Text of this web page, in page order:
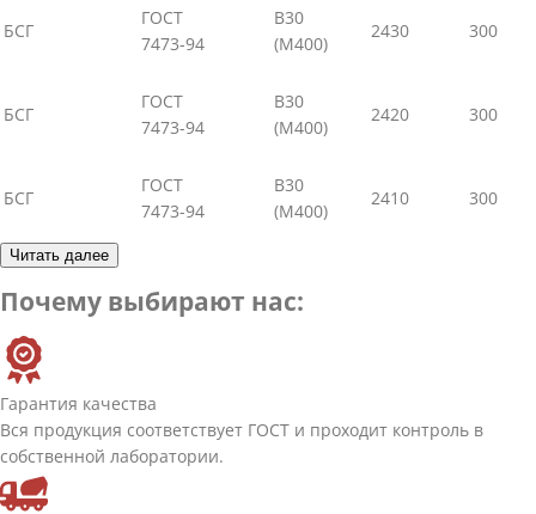
БСГ
ГОСТ
7473-94
В30
(М400)
2430 300
БСГ
ГОСТ
7473-94
В30
(М400)
2420 300
БСГ
ГОСТ
7473-94
В30
(М400)
2410 300
Читать далее
Почему выбирают нас:
Гарантия качества
Вся продукция соответствует ГОСТ и проходит контроль в
собственной лаборатории.